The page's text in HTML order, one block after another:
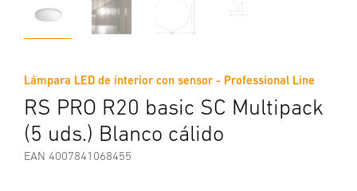
Lámpara LED de interior con sensor - Professional Line
RS PRO R20 basic SC Multipack
(5 uds.) Blanco cálido
EAN 4007841068455